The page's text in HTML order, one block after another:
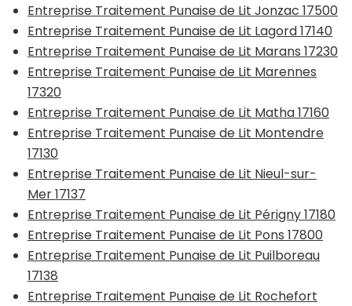
Entreprise Traitement Punaise de Lit Jonzac 17500
Entreprise Traitement Punaise de Lit Lagord 17140
Entreprise Traitement Punaise de Lit Marans 17230
Entreprise Traitement Punaise de Lit Marennes
17320
Entreprise Traitement Punaise de Lit Matha 17160
Entreprise Traitement Punaise de Lit Montendre
17130
Entreprise Traitement Punaise de Lit Nieul-sur-
Mer 17137
Entreprise Traitement Punaise de Lit Périgny 17180
Entreprise Traitement Punaise de Lit Pons 17800
Entreprise Traitement Punaise de Lit Puilboreau
17138
Entreprise Traitement Punaise de Lit Rochefort